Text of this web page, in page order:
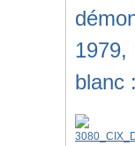
1979,
blanc